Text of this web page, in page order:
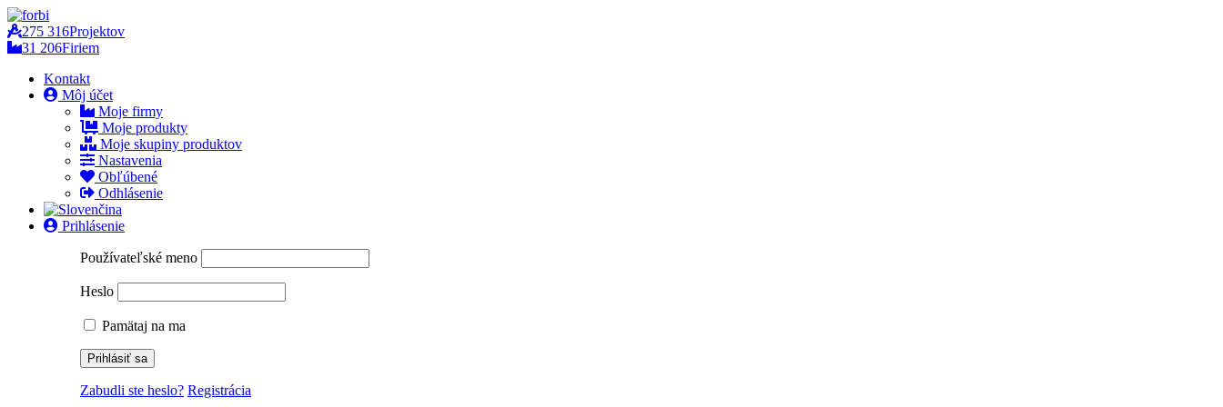
275 316Projektov
31 206Firiem
Kontakt
Môj účet
Moje firmy
Moje produkty
Moje skupiny produktov
Nastavenia
Obľúbené
Odhlásenie
Prihlásenie
Používateľské meno
Heslo
Pamätaj na ma
Zabudli ste heslo? Registrácia